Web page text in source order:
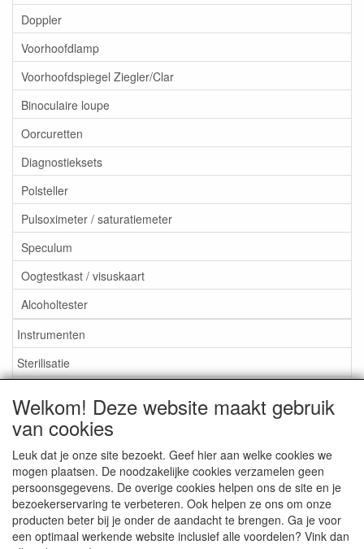
Doppler
Voorhoofdlamp
Voorhoofdspiegel Ziegler/Clar
Binoculaire loupe
Oorcuretten
Diagnostieksets
Polsteller
Pulsoximeter / saturatiemeter
Speculum
Oogtestkast / visuskaart
Alcoholtester
Instrumenten
Sterilisatie
Aktieartikelen
Medisan Trading te Alblasserdam. Alle genoemde prijzen zijn
inclusief BTW enexclusief verzendkostentenzij anders
aangegeven.
Welkom! Deze website maakt gebruik
van cookies
Leuk dat je onze site bezoekt. Geef hier aan welke cookies we
mogen plaatsen. De noodzakelijke cookies verzamelen geen
persoonsgegevens. De overige cookies helpen ons de site en je
bezoekerservaring te verbeteren. Ook helpen ze ons om onze
producten beter bij je onder de aandacht te brengen. Ga je voor
een optimaal werkende website inclusief alle voordelen? Vink dan